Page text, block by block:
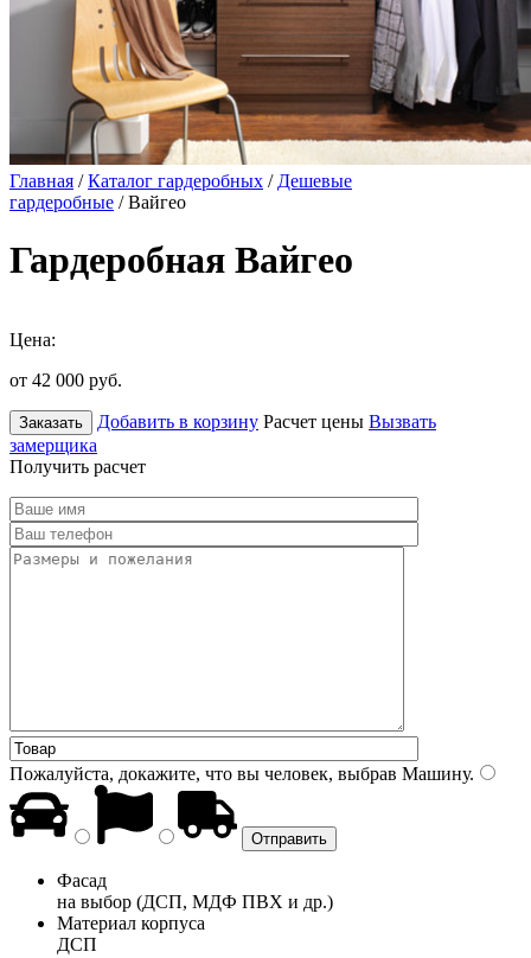
Главная /Каталог гардеробных / Дешевые
гардеробные / Вайгео
Гардеробная Вайгео
Цена:
от 42 000 руб.
Заказать Добавить в корзину Расчет цены Вызвать
замерщика
Получить расчет
Пожалуйста, докажите, что вы человек, выбрав Машину.
Фасад
на выбор (ДСП, МДФ ПВХ и др.)
Материал корпуса
ДСП